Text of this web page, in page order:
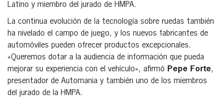
Latino y miembro del jurado de HMPA.
La continua evolución de la tecnología sobre ruedas también
ha nivelado el campo de juego, y los nuevos fabricantes de
automóviles pueden ofrecer productos excepcionales.
«Queremos dotar a la audiencia de información que pueda
mejorar su experiencia con el vehículo», afirmó Pepe Forte,
presentador de Automania y también uno de los miembros
del jurado de la HMPA.